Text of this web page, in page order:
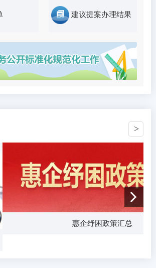
建议提案办理结果
惠企纾困政策汇总